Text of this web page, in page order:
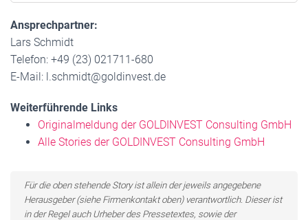
Ansprechpartner:
Lars Schmidt
Telefon: +49 (23) 021711-680
E-Mail: l.schmidt@goldinvest.de
Weiterführende Links
Originalmeldung der GOLDINVEST Consulting GmbH
Alle Stories der GOLDINVEST Consulting GmbH
Für die oben stehende Story ist allein der jeweils angegebene
Herausgeber (siehe Firmenkontakt oben) verantwortlich. Dieser ist
in der Regel auch Urheber des Pressetextes, sowie der